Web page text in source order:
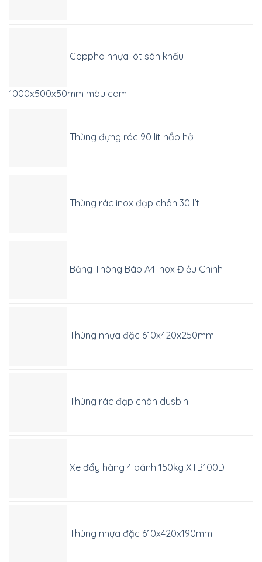
Coppha nhựa lót sân khấu
1000x500x50mm màu cam
Thùng đựng rác 90 lít nắp hở
Thùng rác inox đạp chân 30 lít
Bảng Thông Báo A4 inox Điều Chỉnh
Thùng nhựa đặc 610x420x250mm
Thùng rác đạp chân dusbin
Xe đẩy hàng 4 bánh 150kg XTB100D
Thùng nhựa đặc 610x420x190mm